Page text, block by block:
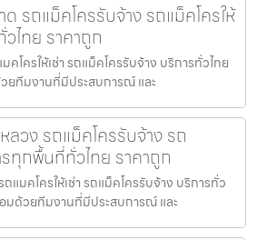
ด รถแม็คโครรับจ้าง รถแม็คโครให้
ไทย ราคาถูก
คโครให้เช่า รถแม็คโครรับจ้าง บริการทั่วไทย
ยทีมงานที่มีประสบการณ์ และ
ลวง รถแม็คโครรับจ้าง รถ
รทุกพื้นที่ทั่วไทย ราคาถูก
แมคโครให้เช่า รถแม็คโครรับจ้าง บริการทั่ว
อมด้วยทีมงานที่มีประสบการณ์ และ